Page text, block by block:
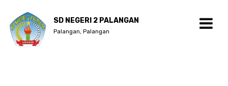
SD NEGERI 2 PALANGAN
Palangan, Palangan